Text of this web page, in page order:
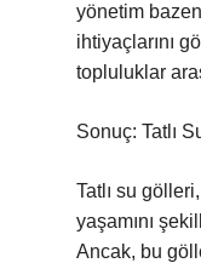
yönetim
ihtiyaçlarını
topluluklar
Sonuç: Tatlı
Tatlı su
yaşamını
Ancak, bu